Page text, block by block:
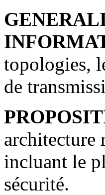
topologies,
de
architecture
incluant le
sécurité.